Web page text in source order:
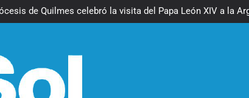
de Quilmes celebró la visita del Papa León XIV a la
de la cultura se sumaron a la marcha frente al Congreso
de Quilmes celebró la visita del Papa León XIV a la
de la cultura se sumaron a la marcha frente al Congreso
jornada negativa para los activos argentinos: cayeron las
en Wall Street y el riesgo país quedó al borde de los 450